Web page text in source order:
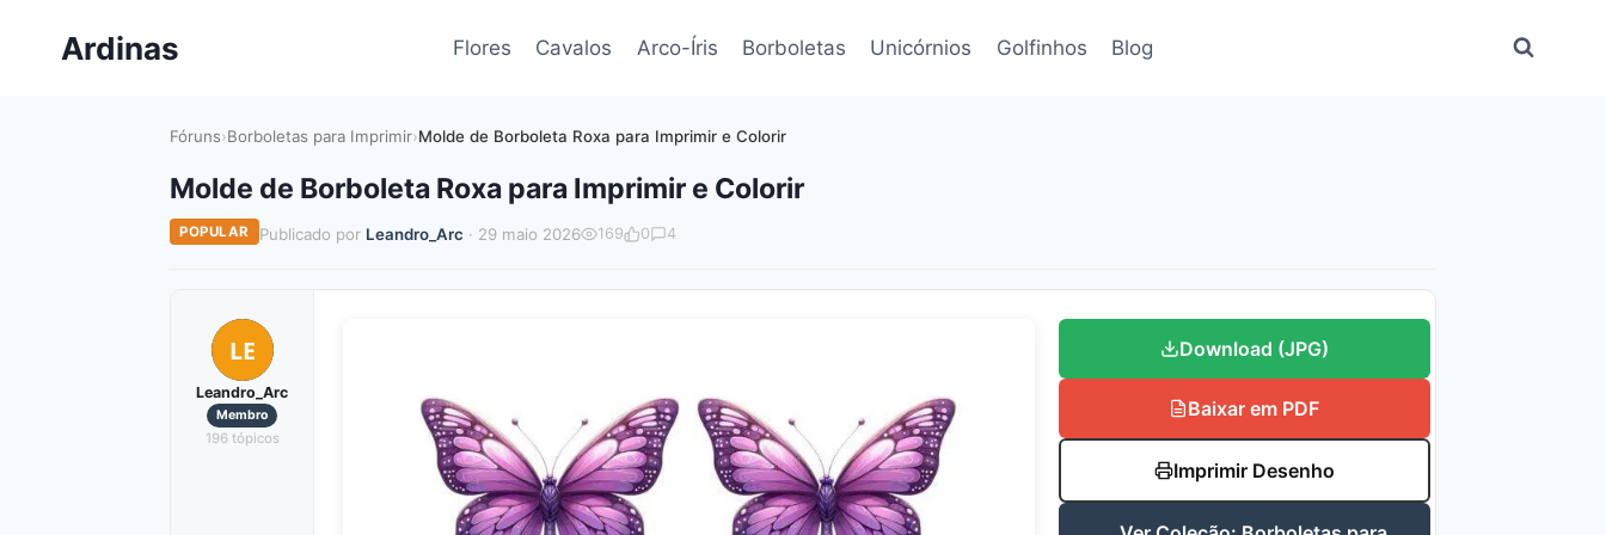
Ardinas Flores Cavalos Arco-Íris Borboletas Unicórnios Golfinhos Blog
Fóruns›Borboletas para Imprimir›Molde de Borboleta Roxa para Imprimir e Colorir
Molde de Borboleta Roxa para Imprimir e Colorir
POPULAR Publicado por Leandro_Arc · 29 maio 2026 169 0 4
LE
Leandro_Arc
Membro
196 tópicos
Download (JPG)
Baixar em PDF
Imprimir Desenho